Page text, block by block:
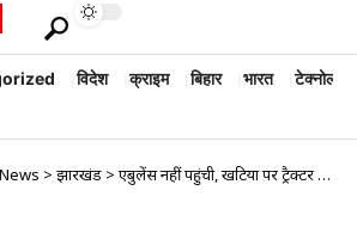
विदेश क्राइम बिहार भारत टेक्नोलॉजी
> झारखंड >एंबुलेंस नहीं पहुंची, खटिया पर ट्रैक्टर से अस्पताल ले जाना पड़ा मरीज, इलाज के दौरान मौत